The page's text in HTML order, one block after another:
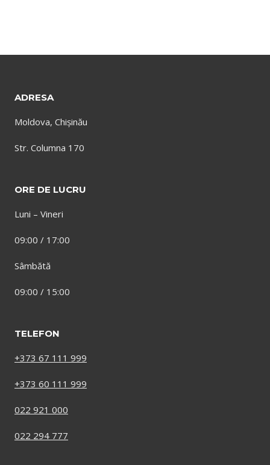
ADRESA
Moldova, Chișinău
Str. Columna 170
ORE DE LUCRU
Luni – Vineri
09:00 / 17:00
Sâmbătă
09:00 / 15:00
TELEFON
+373 67 111 999
+373 60 111 999
022 921 000
022 294 777